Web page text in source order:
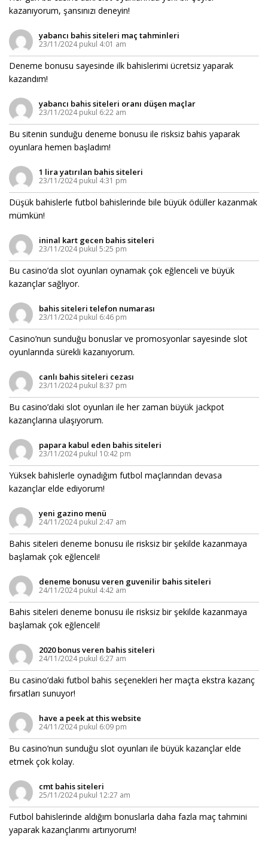
kazanıyorum, şansınızı deneyin!
yabancı bahis siteleri maç tahminleri
23/11/2024 pukul 4:01 am
Deneme bonusu sayesinde ilk bahislerimi ücretsiz yaparak
kazandım!
yabancı bahis siteleri oranı düşen maçlar
23/11/2024 pukul 6:22 am
Bu sitenin sunduğu deneme bonusu ile risksiz bahis yaparak
oyunlara hemen başladım!
1 lira yatırılan bahis siteleri
23/11/2024 pukul 4:31 pm
Düşük bahislerle futbol bahislerinde bile büyük ödüller kazanmak
mümkün!
ininal kart gecen bahis siteleri
23/11/2024 pukul 5:25 pm
Bu casino’da slot oyunları oynamak çok eğlenceli ve büyük
kazançlar sağlıyor.
bahis siteleri telefon numarası
23/11/2024 pukul 6:46 pm
Casino’nun sunduğu bonuslar ve promosyonlar sayesinde slot
oyunlarında sürekli kazanıyorum.
canlı bahis siteleri cezası
23/11/2024 pukul 8:37 pm
Bu casino’daki slot oyunları ile her zaman büyük jackpot
kazançlarına ulaşıyorum.
papara kabul eden bahis siteleri
23/11/2024 pukul 10:42 pm
Yüksek bahislerle oynadığım futbol maçlarından devasa
kazançlar elde ediyorum!
yeni gazino menü
24/11/2024 pukul 2:47 am
Bahis siteleri deneme bonusu ile risksiz bir şekilde kazanmaya
başlamak çok eğlenceli!
deneme bonusu veren guvenilir bahis siteleri
24/11/2024 pukul 4:42 am
Bahis siteleri deneme bonusu ile risksiz bir şekilde kazanmaya
başlamak çok eğlenceli!
2020 bonus veren bahis siteleri
24/11/2024 pukul 6:27 am
Bu casino’daki futbol bahis seçenekleri her maçta ekstra kazanç
fırsatları sunuyor!
have a peek at this website
24/11/2024 pukul 6:09 pm
Bu casino’nun sunduğu slot oyunları ile büyük kazançlar elde
etmek çok kolay.
cmt bahis siteleri
25/11/2024 pukul 12:27 am
Futbol bahislerinde aldığım bonuslarla daha fazla maç tahmini
yaparak kazançlarımı artırıyorum!